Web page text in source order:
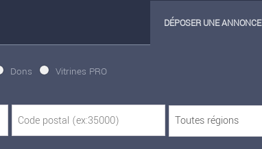
DÉPOSER UNE ANNONCE
Dons Vitrines PRO